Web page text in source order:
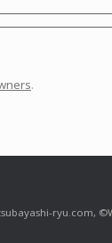
.
ryu.com,